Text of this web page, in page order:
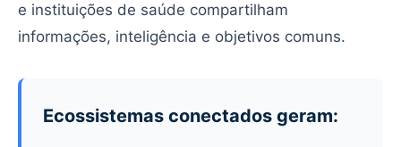
e instituições de saúde compartilham
informações, inteligência e objetivos comuns.
Ecossistemas conectados geram: